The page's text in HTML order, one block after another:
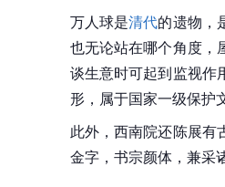
万人球是清代的遗物，
也无论站在哪个角度，
谈生意时可起到监视作
形，属于国家一级保护
此外，西南院还陈展有
金字，书宗颜体，兼采